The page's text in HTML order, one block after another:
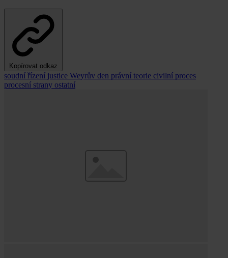
Kopírovat odkaz
soudní řízení justice Weyrův den právní teorie civilní proces
procesní strany ostatní